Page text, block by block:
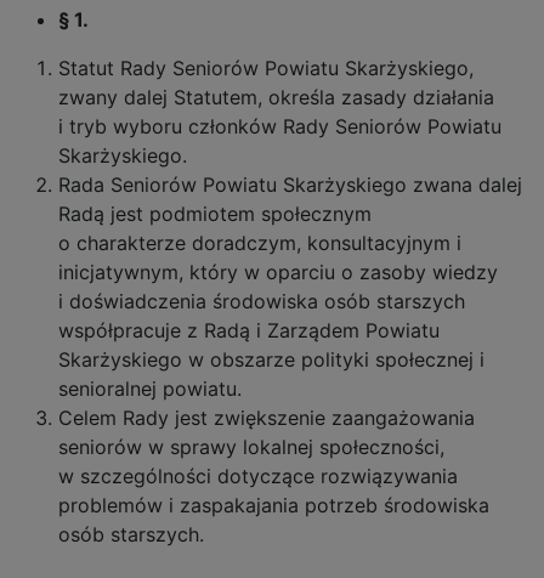
§ 1.
Statut Rady Seniorów Powiatu Skarżyskiego,
zwany dalej Statutem, określa zasady działania
i tryb wyboru członków Rady Seniorów Powiatu
Skarżyskiego.
Rada Seniorów Powiatu Skarżyskiego zwana dalej
Radą jest podmiotem społecznym
o charakterze doradczym, konsultacyjnym i
inicjatywnym, który w oparciu o zasoby wiedzy
i doświadczenia środowiska osób starszych
współpracuje z Radą i Zarządem Powiatu
Skarżyskiego w obszarze polityki społecznej i
senioralnej powiatu.
Celem Rady jest zwiększenie zaangażowania
seniorów w sprawy lokalnej społeczności,
w szczególności dotyczące rozwiązywania
problemów i zaspakajania potrzeb środowiska
osób starszych.